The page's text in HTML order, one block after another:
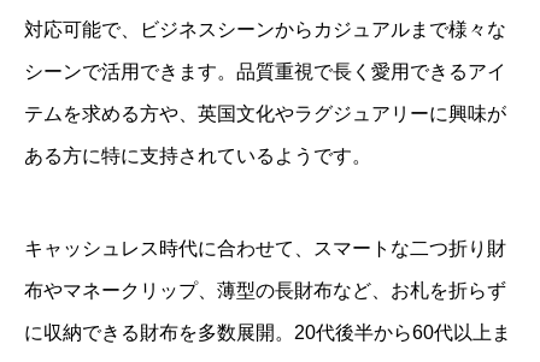
対応可能で、ビジネスシーンからカジュアルまで様々な
シーンで活用できます。品質重視で長く愛用できるアイ
テムを求める方や、英国文化やラグジュアリーに興味が
ある方に特に支持されているようです。
キャッシュレス時代に合わせて、スマートな二つ折り財
布やマネークリップ、薄型の長財布など、お札を折らず
に収納できる財布を多数展開。20代後半から60代以上ま